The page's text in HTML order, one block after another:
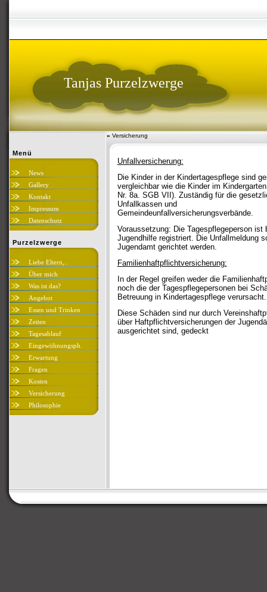
Tanjas Purzelzwerge
» Versicherung
Menü
News
Gallery
Kontakt
Impressum
Datenschutz
Purzelzwerge
Liebe Eltern,..
Über mich
Was ist das?
Angebot
Essen und Trinken
Zeiten
Tagesablauf
Eingewöhnungsph.
Erwartung
Fragen
Kosten
Versicherung
Philosophie
Unfallversicherung:
Die Kinder in der Kindertagespflege sind
vergleichbar wie die Kinder im
Nr. 8a. SGB VII). Zuständig für die
Unfallkassen und
Voraussetzung: Die Tagespflegeperson ist
Jugendhilfe registriert. Die Unfallmeldung
Jugendamt gerichtet werden.
Familienhaftpflichtversicherung:
In der Regel greifen weder die
noch die der Tagespflegepersonen bei
Betreuung in Kindertagespflege verursacht.
Diese Schäden sind nur durch
über Haftpflichtversicherungen der
ausgerichtet sind, gedeckt